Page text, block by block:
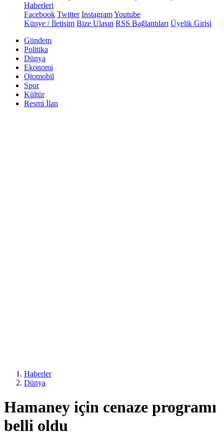
Haberleri
Facebook Twitter InstagramYoutube
Künye / İletişim Bize Ulaşın RSS Bağlantıları Üyelik Girişi
Gündem
Politika
Dünya
Ekonomi
Otomobil
Spor
Kültür
Resmi İlan
Haberler
Dünya
Hamaney için cenaze programı
belli oldu